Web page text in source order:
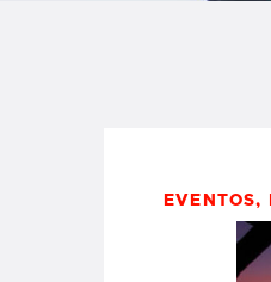
EVENTOS,